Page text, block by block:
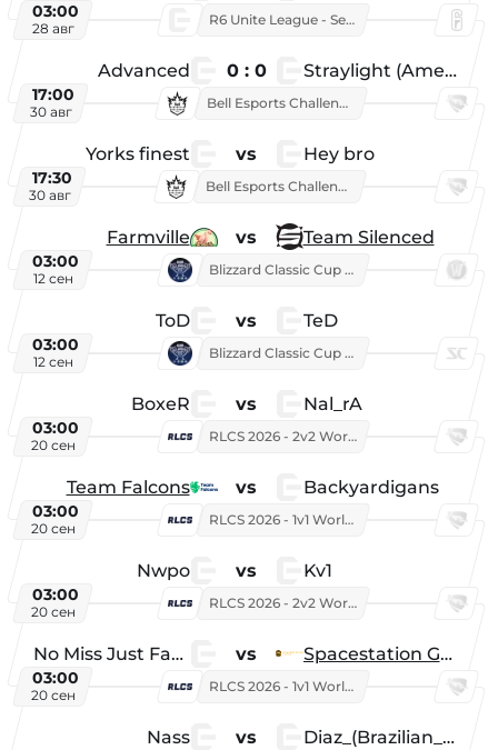
03:00
28 авг
R6 Unite League - Season 1
Advanced 0 : 0 Straylight (American team)
17:00
30 авг
Bell Esports Challenge 2026
Yorks finest vs Hey bro
17:30
30 авг
Bell Esports Challenge 2026
Farmville vs Team Silenced
03:00
12 сен
Blizzard Classic Cup 2026
ToD vs TeD
03:00
12 сен
Blizzard Classic Cup 2026
BoxeR vs Nal_rA
03:00
20 сен
RLCS 2026 - 2v2 World Championship
Team Falcons vs Backyardigans
03:00
20 сен
RLCS 2026 - 1v1 World Championship
Nwpo vs Kv1
03:00
20 сен
RLCS 2026 - 2v2 World Championship
No Miss Just Fake vs Spacestation Gaming
03:00
20 сен
RLCS 2026 - 1v1 World Championship
Nass vs Diaz_(Brazilian_Player)